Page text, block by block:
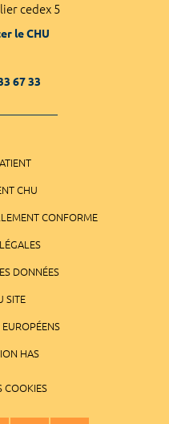
cedex 5
le CHU
67 33
CHU
CONFORME
DONNÉES
SITE
HAS
COOKIES